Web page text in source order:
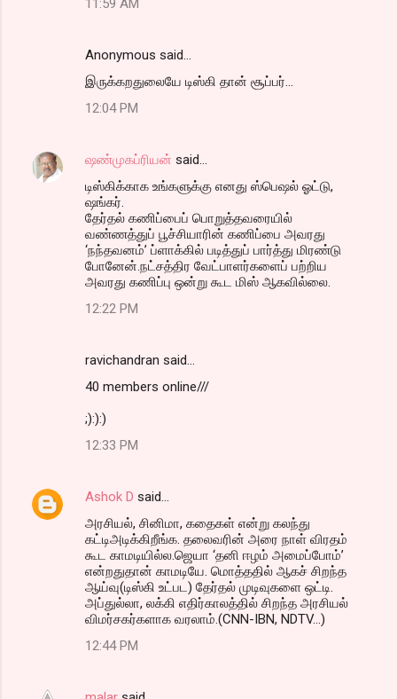
Anonymous said…
இருக்கறதுலையே டிஸ்கி தான் சூப்பர்...
12:04 PM
ஷண்முகப்ரியன் said…
டிஸ்கிக்காக உங்களுக்கு எனது ஸ்பெஷல் ஓட்டு,
ஷங்கர்.
தேர்தல் கணிப்பைப் பொறுத்தவரையில்
வண்ணத்துப் பூச்சியாரின் கணிப்பை அவரது
‘நந்தவனம்’ ப்ளாக்கில் படித்துப் பார்த்து மிரண்டு
போனேன்.நட்சத்திர வேட்பாளர்களைப் பற்றிய
அவரது கணிப்பு ஒன்று கூட மிஸ் ஆகவில்லை.
12:22 PM
ravichandran said…
40 members online///
;):):)
12:33 PM
Ashok D said…
அரசியல், சினிமா, கதைகள் என்று கலந்து
கட்டிஅடிக்கிறீங்க. தலைவரின் அரை நாள் விரதம்
கூட காமடியில்ல.ஜெயா ‘தனி ஈழம் அமைப்போம்’
என்றதுதான் காமடியே. மொத்ததில் ஆகச் சிறந்த
ஆய்வு(டிஸ்கி உட்பட) தேர்தல் முடிவுகளை ஒட்டி.
அப்துல்லா, லக்கி எதிர்காலத்தில் சிறந்த அரசியல்
விமர்சகர்களாக வரலாம்.(CNN-IBN, NDTV...)
12:44 PM